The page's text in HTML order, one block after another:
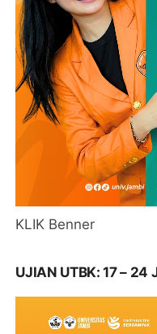
KLIK Benner
UJIAN UTBK: 17 – 24